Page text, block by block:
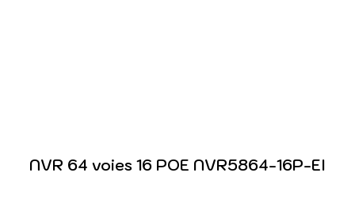
NVR 64 voies 16 POE NVR5864-16P-EI